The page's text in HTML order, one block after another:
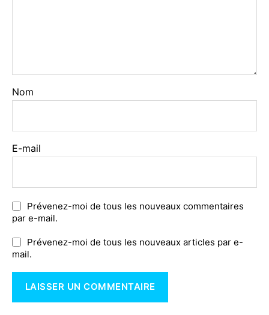
Nom
E-mail
Prévenez-moi de tous les nouveaux commentaires
par e-mail.
Prévenez-moi de tous les nouveaux articles par e-
mail.